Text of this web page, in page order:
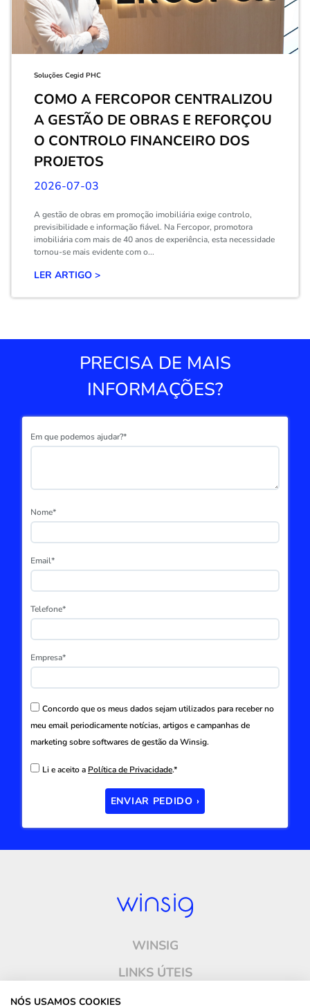
Soluções Cegid PHC
COMO A FERCOPOR CENTRALIZOU
A GESTÃO DE OBRAS E REFORÇOU
O CONTROLO FINANCEIRO DOS
PROJETOS
2026-07-03
A gestão de obras em promoção imobiliária exige controlo,
previsibilidade e informação fiável. Na Fercopor, promotora
imobiliária com mais de 40 anos de experiência, esta necessidade
tornou-se mais evidente com o...
LER ARTIGO >
PRECISA DE MAIS
INFORMAÇÕES?
Em que podemos ajudar?*
Nome*
Email*
Telefone*
Empresa*
Concordo que os meus dados sejam utilizados para receber no
meu email periodicamente notícias, artigos e campanhas de
marketing sobre softwares de gestão da Winsig.
Li e aceito a Política de Privacidade.*
ENVIAR PEDIDO ›
WINSIG
LINKS ÚTEIS
ONDE ESTAMOS
NÓS USAMOS COOKIES